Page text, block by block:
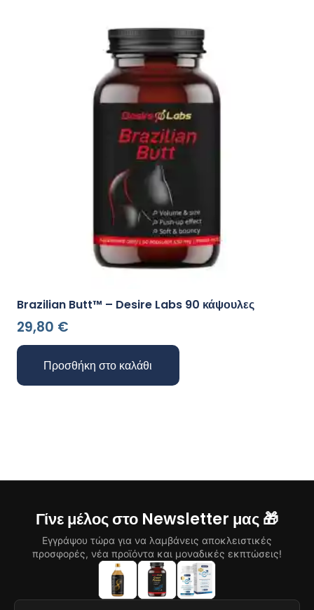
Brazilian Butt™ – Desire Labs 90 κάψουλες
29,80 €
Προσθήκη στο καλάθι
Γίνε μέλος στο Newsletter μας 🎁
Εγγράψου τώρα για να λαμβάνεις αποκλειστικές
προσφορές, νέα προϊόντα και μοναδικές εκπτώσεις!